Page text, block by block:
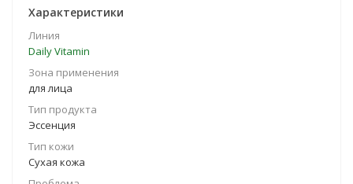
кожу, предупреждают отечность.
Характеристики
Линия
Daily Vitamin
Зона применения
для лица
Тип продукта
Эссенция
Тип кожи
Сухая кожа